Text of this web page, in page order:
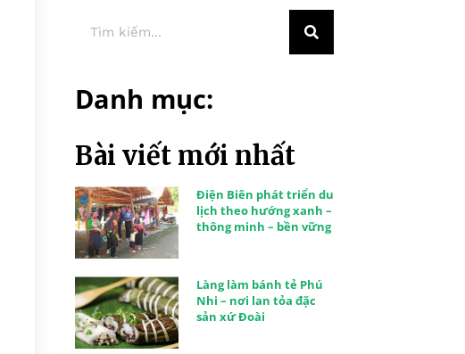
Danh mục:
Bài viết mới nhất
Điện Biên phát triển du
lịch theo hướng xanh –
thông minh – bền vững
Làng làm bánh tẻ Phú
Nhi – nơi lan tỏa đặc
sản xứ Đoài